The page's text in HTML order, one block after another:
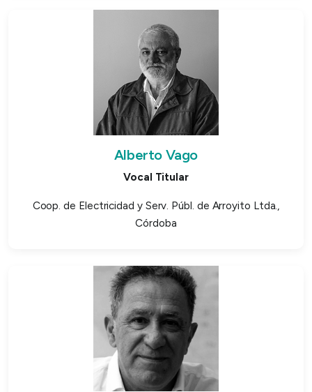
Alberto Vago
Vocal Titular
Coop. de Electricidad y Serv. Públ. de Arroyito Ltda.,
Córdoba